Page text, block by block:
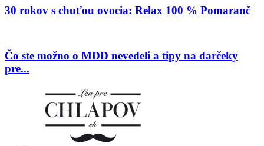
30 rokov s chuťou ovocia: Relax 100 % Pomaranč
Čo ste možno o MDD nevedeli a tipy na darčeky
pre...